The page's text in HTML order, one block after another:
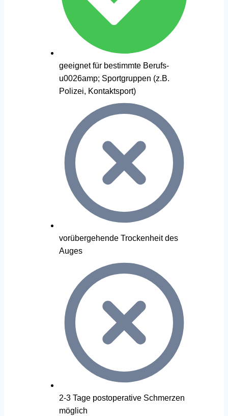
geeignet für bestimmte Berufs-
u0026amp; Sportgruppen (z.B.
Polizei, Kontaktsport)
vorübergehende Trockenheit des
Auges
2-3 Tage postoperative Schmerzen
möglich